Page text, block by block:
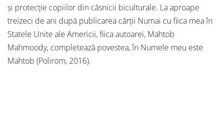
şi protecţie copiilor din căsnicii biculturale. La aproape
treizeci de ani după publicarea cărţii Numai cu fiica mea în
Statele Unite ale Americii, fiica autoarei, Mahtob
Mahmoody, completează povestea, în Numele meu este
Mahtob (Polirom, 2016).